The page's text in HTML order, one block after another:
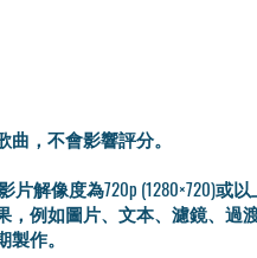
，不會影響評分。
解像度為720p (1280×720)或以
例如圖片、文本、濾鏡、過
作。